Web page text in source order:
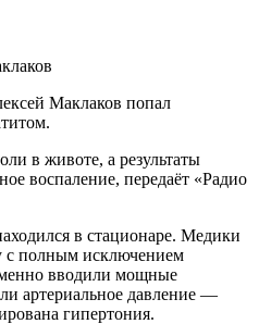
Маклаков попал
в животе, а результаты
воспаление, передаёт «Радио
в стационаре. Медики
с полным исключением
вводили мощные
артериальное давление —
гипертония.